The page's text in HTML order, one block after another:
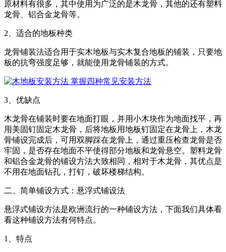
原材料有很多，其中使用为广泛的是木龙骨，其他的还有塑料
龙骨、铝合金龙骨等。
2、适合的地板种类
龙骨铺装法适合用于实木地板与实木复合地板的铺装，只要地
板的抗弯强度足够，就能使用龙骨铺装的方式。
3、优缺点
木龙骨在铺装时要在地面打眼，并用小木块作为地面找平，再
用美固钉固定木龙骨，后将地板用地板钉固定在龙骨上，木龙
骨铺设完成后，可用双脚踩在龙骨上，通过重压检查龙骨是否
牢固，是否存在地面不平使得部分地板和龙骨悬空。塑料龙骨
和铝合金龙骨的铺设方法大致相同，相对于木龙骨，其优点是
不用在地面钻孔，打钉，破坏楼梯结构。
二、简单铺设方式：悬浮式铺设法
悬浮式铺设方法是欧洲流行的一种铺设方法，下面我们具体看
看这种铺设方法有何特点。
1、特点